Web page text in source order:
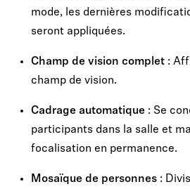
mode, les dernières
seront appliquées.
Champ de vision complet :
champ de vision.
Cadrage automatique : Se
participants dans la salle et
focalisation en permanence.
Mosaïque de personnes :